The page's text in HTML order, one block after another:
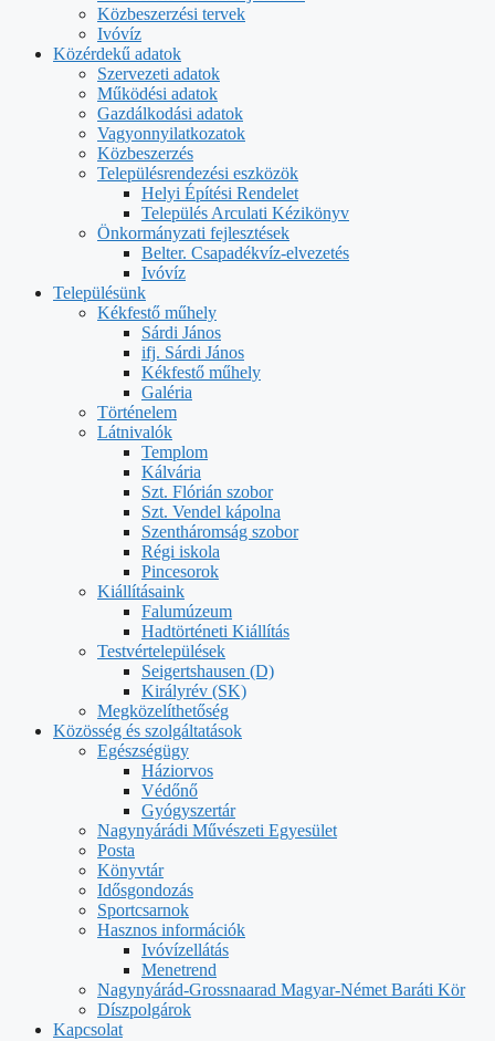
Közbeszerzési tervek
Ivóvíz
Közérdekű adatok
Szervezeti adatok
Működési adatok
Gazdálkodási adatok
Vagyonnyilatkozatok
Közbeszerzés
Településrendezési eszközök
Helyi Építési Rendelet
Település Arculati Kézikönyv
Önkormányzati fejlesztések
Belter. Csapadékvíz-elvezetés
Ivóvíz
Településünk
Kékfestő műhely
Sárdi János
ifj. Sárdi János
Kékfestő műhely
Galéria
Történelem
Látnivalók
Templom
Kálvária
Szt. Flórián szobor
Szt. Vendel kápolna
Szentháromság szobor
Régi iskola
Pincesorok
Kiállításaink
Falumúzeum
Hadtörténeti Kiállítás
Testvértelepülések
Seigertshausen (D)
Királyrév (SK)
Megközelíthetőség
Közösség és szolgáltatások
Egészségügy
Háziorvos
Védőnő
Gyógyszertár
Nagynyárádi Művészeti Egyesület
Posta
Könyvtár
Idősgondozás
Sportcsarnok
Hasznos információk
Ivóvízellátás
Menetrend
Nagynyárád-Grossnaarad Magyar-Német Baráti Kör
Díszpolgárok
Kapcsolat